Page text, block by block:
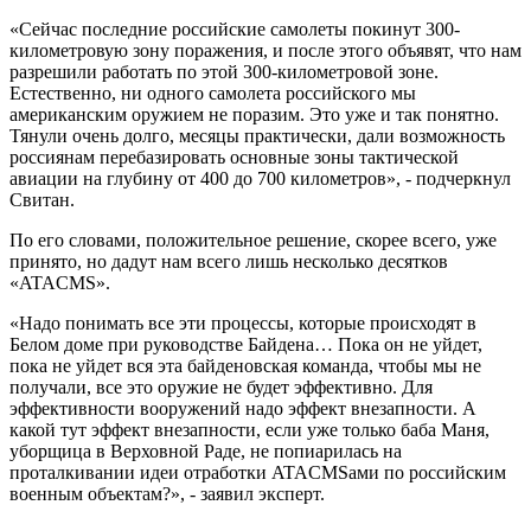
«Сейчас последние российские самолеты покинут 300-
километровую зону поражения, и после этого объявят, что нам
разрешили работать по этой 300-километровой зоне.
Естественно, ни одного самолета российского мы
американским оружием не поразим. Это уже и так понятно.
Тянули очень долго, месяцы практически, дали возможность
россиянам перебазировать основные зоны тактической
авиации на глубину от 400 до 700 километров», - подчеркнул
Свитан.
По его словами, положительное решение, скорее всего, уже
принято, но дадут нам всего лишь несколько десятков
«ATACMS».
«Надо понимать все эти процессы, которые происходят в
Белом доме при руководстве Байдена… Пока он не уйдет,
пока не уйдет вся эта байденовская команда, чтобы мы не
получали, все это оружие не будет эффективно. Для
эффективности вооружений надо эффект внезапности. А
какой тут эффект внезапности, если уже только баба Маня,
уборщица в Верховной Раде, не попиарилась на
проталкивании идеи отработки ATACMSами по российским
военным объектам?», - заявил эксперт.